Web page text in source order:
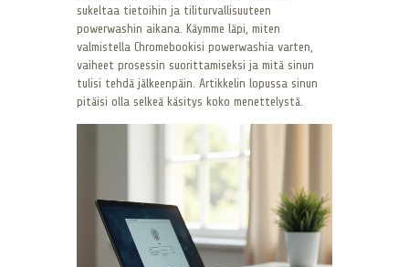
sukeltaa tietoihin ja tiliturvallisuuteen
powerwashin aikana. Käymme läpi, miten
valmistella Chromebookisi powerwashia varten,
vaiheet prosessin suorittamiseksi ja mitä sinun
tulisi tehdä jälkeenpäin. Artikkelin lopussa sinun
pitäisi olla selkeä käsitys koko menettelystä.